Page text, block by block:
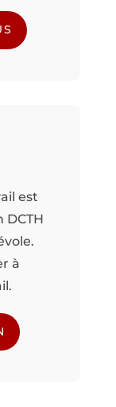
est
DCTH
à